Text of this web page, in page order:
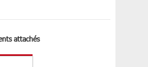
attachés